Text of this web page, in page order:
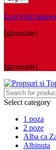
Lost your
[gtranslate]
[gtranslate]
Select category
1 poza
2 poze
Alba ca
Albinuta